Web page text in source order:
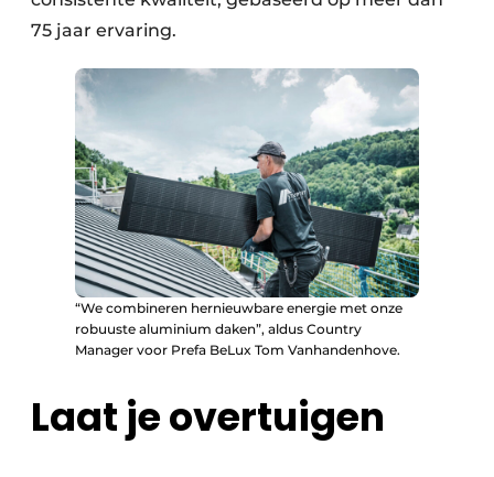
75 jaar ervaring.
“We combineren hernieuwbare energie met onze
robuuste aluminium daken”, aldus Country
Manager voor Prefa BeLux Tom Vanhandenhove.
Laat je overtuigen